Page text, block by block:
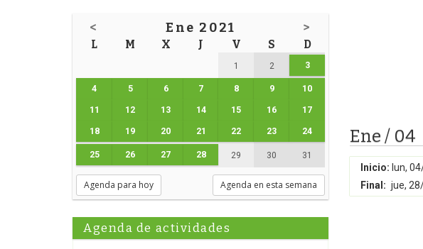
< Ene 2021 >
L M X J V S D
1 2 3
4 5 6 7 8 9 10
11 12 13 14 15 16 17
18 19 20 21 22 23 24
25 26 27 28 29 30 31
Agenda para hoy Agenda en esta semana
Agenda de actividades
Ene / 04
Inicio: lun,
Final: jue,